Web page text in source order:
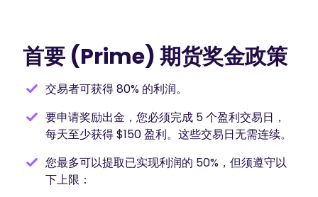
首要 (Prime) 期货奖金政策
交易者可获得 80% 的利润。
要申请奖励出金，您必须完成 5 个盈利交易日，
每天至少获得 $150 盈利。这些交易日无需连续。
您最多可以提取已实现利润的 50%，但须遵守以
下上限：